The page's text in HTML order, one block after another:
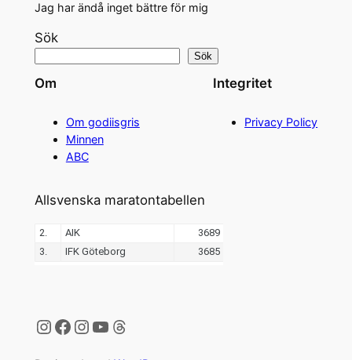
Jag har ändå inget bättre för mig
Sök
Sök
Om
Om godiisgris
Minnen
ABC
Integritet
Privacy Policy
Allsvenska maratontabellen
Instagram
Facebook
Instagram
YouTube
Threads